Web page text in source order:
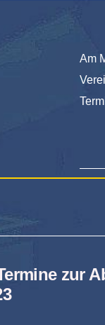
Am
zur